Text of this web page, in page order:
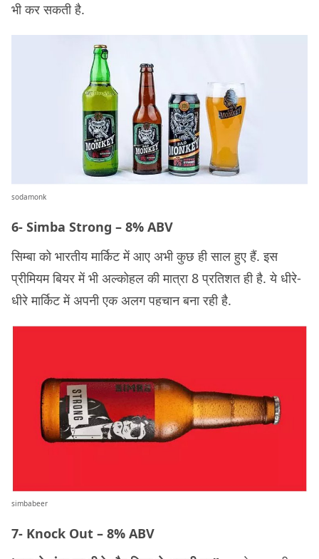
भी कर सकती है.
sodamonk
6- Simba Strong – 8% ABV
सिम्बा को भारतीय मार्किट में आए अभी कुछ ही साल हुए हैं. इस
प्रीमियम बियर में भी अल्कोहल की मात्रा 8 प्रतिशत ही है. ये धीरे-
धीरे मार्किट में अपनी एक अलग पहचान बना रही है.
simbabeer
7- Knock Out – 8% ABV